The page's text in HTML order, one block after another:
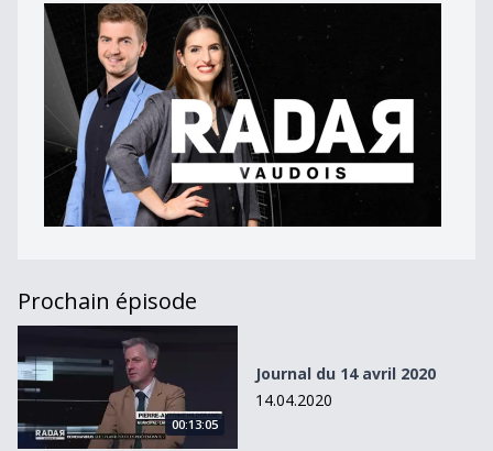
Prochain épisode
Journal du 14 avril 2020
00:13:05
Journal du 14 avril 2020
14.04.2020